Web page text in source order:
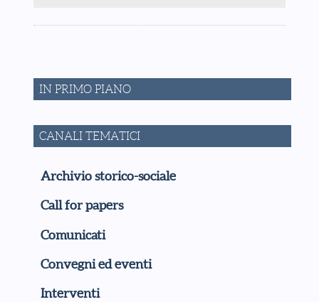
IN PRIMO PIANO
CANALI TEMATICI
Archivio storico-sociale
Call for papers
Comunicati
Convegni ed eventi
Interventi